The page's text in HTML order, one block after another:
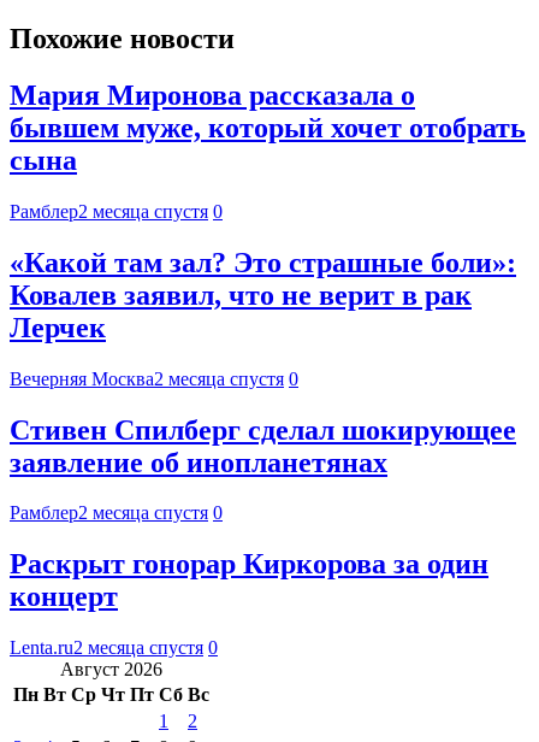
Похожие новости
Мария Миронова рассказала о
бывшем муже, который хочет отобрать
сына
Рамблер2 месяца спустя 0
«Какой там зал? Это страшные боли»:
Ковалев заявил, что не верит в рак
Лерчек
Вечерняя Москва2 месяца спустя 0
Стивен Спилберг сделал шокирующее
заявление об инопланетянах
Рамблер2 месяца спустя 0
Раскрыт гонорар Киркорова за один
концерт
Lenta.ru2 месяца спустя 0
Август 2026
Пн Вт Ср Чт Пт Сб Вс
1
2